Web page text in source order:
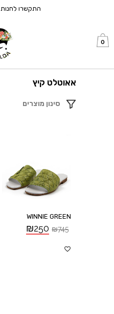
התקשרו לחנות
0
אאוטלט קיץ
סינון מוצרים
WINNIE GREEN
₪745
₪250